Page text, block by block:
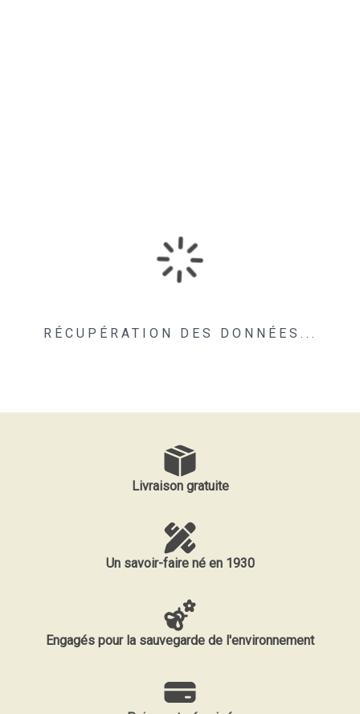
RÉCUPÉRATION DES DONNÉES...
Livraison gratuite
Un savoir-faire né en 1930
Engagés pour la sauvegarde de l'environnement